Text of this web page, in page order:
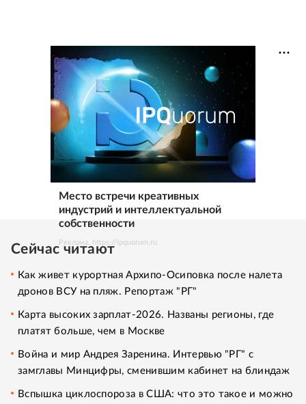
Место встречи креативных
индустрий и интеллектуальной
собственности
Реклама. https://ipquorum.ru
Сейчас читают
Как живет курортная Архипо-Осиповка после налета
дронов ВСУ на пляж. Репортаж "РГ"
Карта высоких зарплат-2026. Названы регионы, где
платят больше, чем в Москве
Война и мир Андрея Заренина. Интервью "РГ" с
замглавы Минцифры, сменившим кабинет на блиндаж
Вспышка циклоспороза в США: что это такое и можно